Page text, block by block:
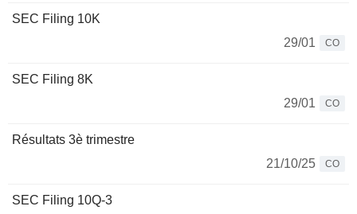
SEC Filing 10K
29/01
CO
SEC Filing 8K
29/01
CO
Résultats 3è trimestre
21/10/25
CO
SEC Filing 10Q-3